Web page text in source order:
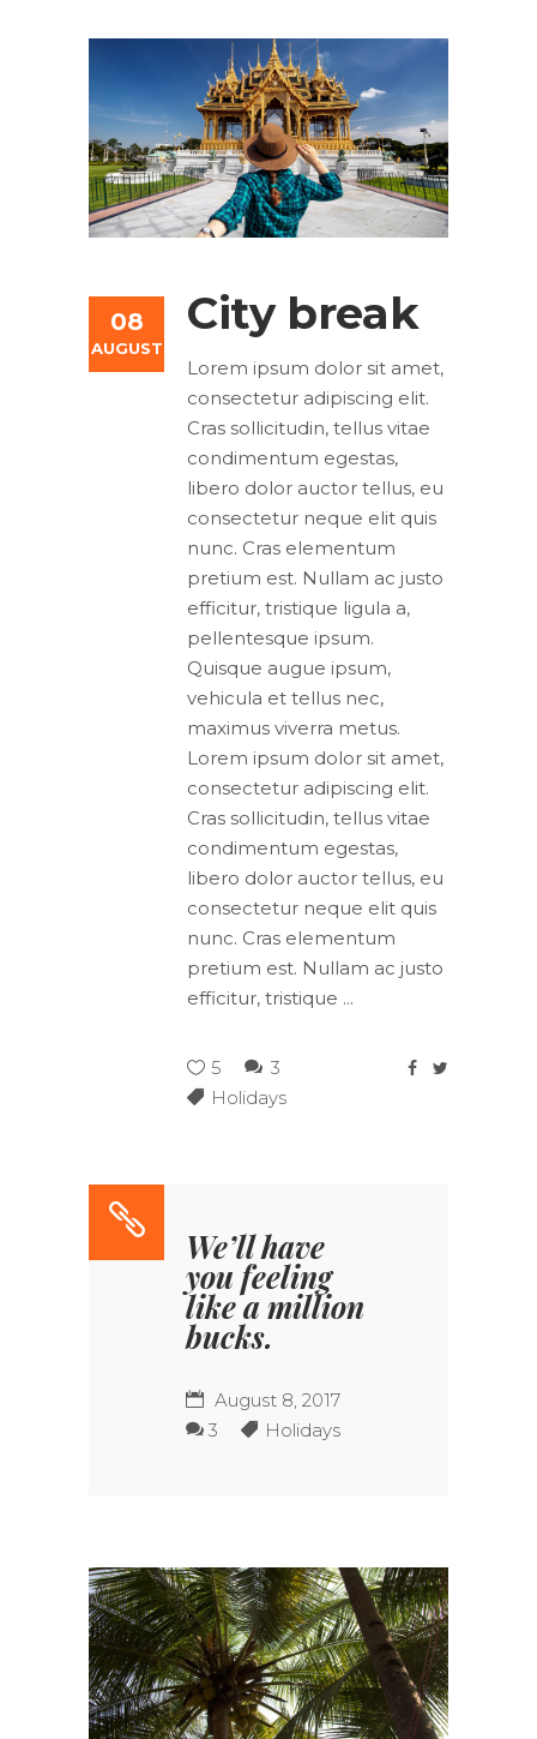
08
AUGUST
City break
Lorem ipsum dolor sit amet,
consectetur adipiscing elit.
Cras sollicitudin, tellus vitae
condimentum egestas,
libero dolor auctor tellus, eu
consectetur neque elit quis
nunc. Cras elementum
pretium est. Nullam ac justo
efficitur, tristique ligula a,
pellentesque ipsum.
Quisque augue ipsum,
vehicula et tellus nec,
maximus viverra metus.
Lorem ipsum dolor sit amet,
consectetur adipiscing elit.
Cras sollicitudin, tellus vitae
condimentum egestas,
libero dolor auctor tellus, eu
consectetur neque elit quis
nunc. Cras elementum
pretium est. Nullam ac justo
efficitur, tristique
5
3
Holidays
We’ll have
you feeling
like a million
bucks.
August 8, 2017
3
Holidays